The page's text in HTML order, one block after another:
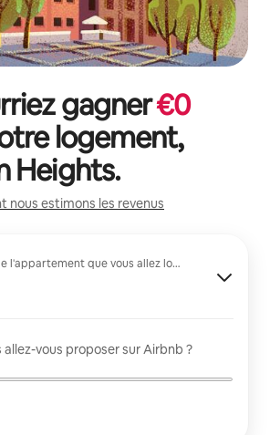
gagner€0
logement,
Heights.
nous estimons les revenus
l'appartement que vous allez louer ?
vous proposer sur Airbnb ?